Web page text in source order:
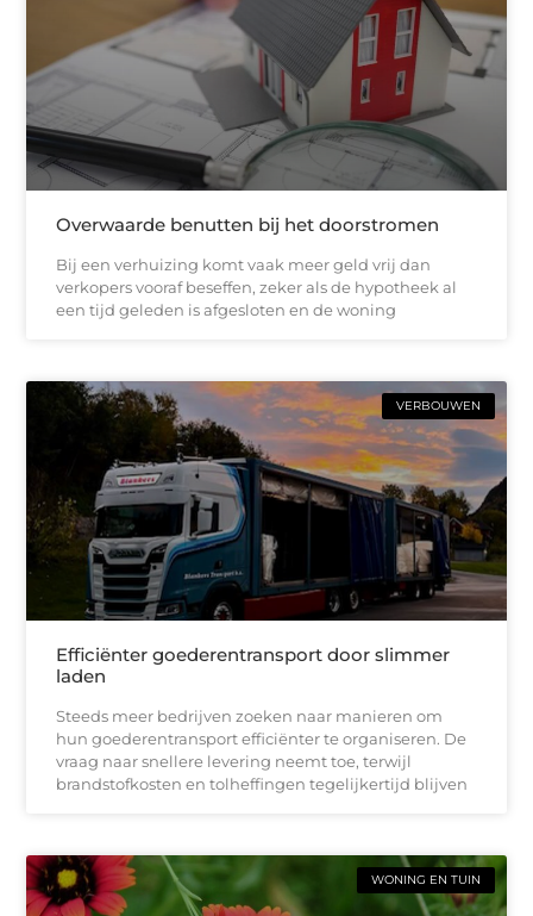
Overwaarde benutten bij het doorstromen
Bij een verhuizing komt vaak meer geld vrij dan
verkopers vooraf beseffen, zeker als de hypotheek al
een tijd geleden is afgesloten en de woning
VERBOUWEN
Efficiënter goederentransport door slimmer
laden
Steeds meer bedrijven zoeken naar manieren om
hun goederentransport efficiënter te organiseren. De
vraag naar snellere levering neemt toe, terwijl
brandstofkosten en tolheffingen tegelijkertijd blijven
WONING EN TUIN